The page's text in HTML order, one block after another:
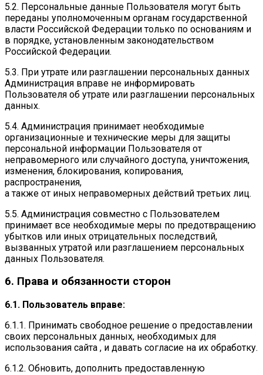
5.2. Персональные данные Пользователя могут быть
переданы уполномоченным органам государственной
власти Российской Федерации только по основаниям и
в порядке, установленным законодательством
Российской Федерации.
5.3. При утрате или разглашении персональных данных
Администрация вправе не информировать
Пользователя об утрате или разглашении персональных
данных.
5.4. Администрация принимает необходимые
организационные и технические меры для защиты
персональной информации Пользователя от
неправомерного или случайного доступа, уничтожения,
изменения, блокирования, копирования,
распространения,
а также от иных неправомерных действий третьих лиц.
5.5. Администрация совместно с Пользователем
принимает все необходимые меры по предотвращению
убытков или иных отрицательных последствий,
вызванных утратой или разглашением персональных
данных Пользователя.
6. Права и обязанности сторон
6.1. Пользователь вправе:
6.1.1. Принимать свободное решение о предоставлении
своих персональных данных, необходимых для
использования сайта , и давать согласие на их обработку.
6.1.2. Обновить, дополнить предоставленную